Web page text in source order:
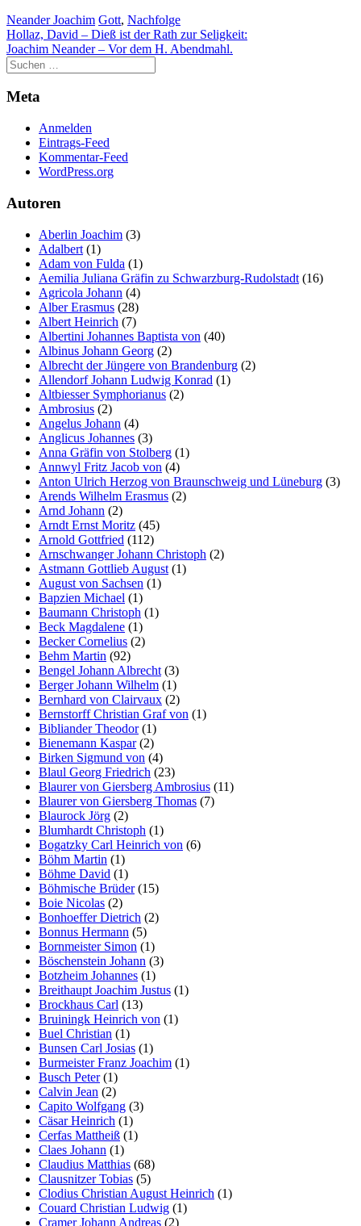
Neander Joachim Gott, Nachfolge
Beitragsnavigation
Hollaz, David – Dieß ist der Rath zur Seligkeit:
Joachim Neander – Vor dem H. Abendmahl.
Meta
Anmelden
Eintrags-Feed
Kommentar-Feed
WordPress.org
Autoren
Aberlin Joachim (3)
Adalbert (1)
Adam von Fulda (1)
Aemilia Juliana Gräfin zu Schwarzburg-Rudolstadt (16)
Agricola Johann (4)
Alber Erasmus (28)
Albert Heinrich (7)
Albertini Johannes Baptista von (40)
Albinus Johann Georg (2)
Albrecht der Jüngere von Brandenburg (2)
Allendorf Johann Ludwig Konrad (1)
Altbiesser Symphorianus (2)
Ambrosius (2)
Angelus Johann (4)
Anglicus Johannes (3)
Anna Gräfin von Stolberg (1)
Annwyl Fritz Jacob von (4)
Anton Ulrich Herzog von Braunschweig und Lüneburg (3)
Arends Wilhelm Erasmus (2)
Arnd Johann (2)
Arndt Ernst Moritz (45)
Arnold Gottfried (112)
Arnschwanger Johann Christoph (2)
Astmann Gottlieb August (1)
August von Sachsen (1)
Bapzien Michael (1)
Baumann Christoph (1)
Beck Magdalene (1)
Becker Cornelius (2)
Behm Martin (92)
Bengel Johann Albrecht (3)
Berger Johann Wilhelm (1)
Bernhard von Clairvaux (2)
Bernstorff Christian Graf von (1)
Bibliander Theodor(1)
Bienemann Kaspar(2)
Birken Sigmund von (4)
Blaul Georg Friedrich (23)
Blaurer von Giersberg Ambrosius (11)
Blaurer von Giersberg Thomas (7)
Blaurock Jörg (2)
Blumhardt Christoph (1)
Bogatzky Carl Heinrich von (6)
Böhm Martin (1)
Böhme David (1)
Böhmische Brüder(15)
Boie Nicolas (2)
Bonhoeffer Dietrich (2)
Bonnus Hermann (5)
Bornmeister Simon (1)
Böschenstein Johann (3)
Botzheim Johannes (1)
Breithaupt Joachim Justus (1)
Brockhaus Carl (13)
Bruiningk Heinrich von (1)
Buel Christian (1)
Bunsen Carl Josias (1)
Burmeister Franz Joachim (1)
Busch Peter(1)
Calvin Jean (2)
Capito Wolfgang (3)
Cäsar Heinrich (1)
Cerfas Mattheiß (1)
Claes Johann (1)
Claudius Matthias (68)
Clausnitzer Tobias (5)
Clodius Christian August Heinrich (1)
Couard Christian Ludwig (1)
Cramer Johann Andreas (2)